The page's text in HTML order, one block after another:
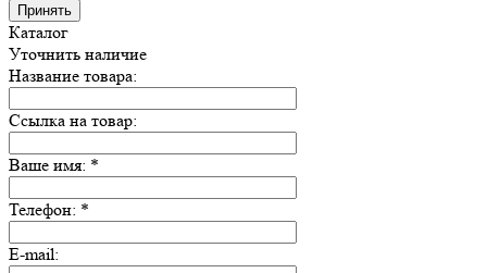
Принять
Каталог
Уточнить наличие
Название товара:
Ссылка на товар:
Ваше имя: *
Телефон: *
E-mail: